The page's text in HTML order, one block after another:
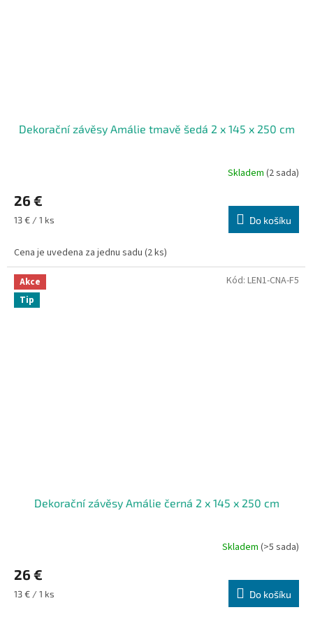
Dekorační závěsy Amálie tmavě šedá 2 x 145 x 250 cm
Skladem (2 sada)
26 €
Měrná
13 € / 1 ks Do košíku
Cena je uvedena za jednu sadu (2 ks)
Akce
Tip
Dekorační závěsy Amálie černá 2 x 145 x 250 cm
Skladem (>5 sada)
26 €
Měrná
13 € / 1 ks Do košíku
Kód: LEN1-CNA-F5